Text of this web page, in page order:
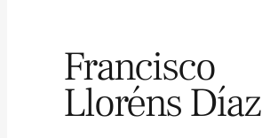
Francisco
Lloréns Díaz